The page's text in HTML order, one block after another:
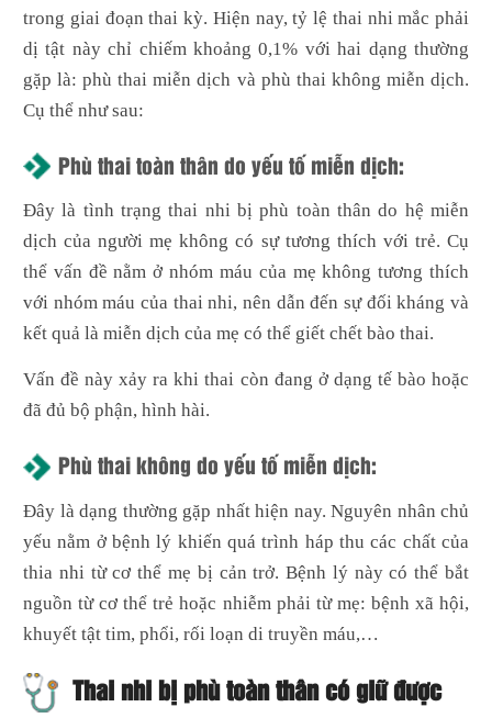
trong giai đoạn thai kỳ. Hiện nay, tỷ lệ thai nhi mắc phải
dị tật này chỉ chiếm khoảng 0,1% với hai dạng thường
gặp là: phù thai miễn dịch và phù thai không miễn dịch.
Cụ thể như sau:
Phù thai toàn thân do yếu tố miễn dịch:
Đây là tình trạng thai nhi bị phù toàn thân do hệ miễn
dịch của người mẹ không có sự tương thích với trẻ. Cụ
thể vấn đề nằm ở nhóm máu của mẹ không tương thích
với nhóm máu của thai nhi, nên dẫn đến sự đối kháng và
kết quả là miễn dịch của mẹ có thể giết chết bào thai.
Vấn đề này xảy ra khi thai còn đang ở dạng tế bào hoặc
đã đủ bộ phận, hình hài.
Phù thai không do yếu tố miễn dịch:
Đây là dạng thường gặp nhất hiện nay. Nguyên nhân chủ
yếu nằm ở bệnh lý khiến quá trình háp thu các chất của
thia nhi từ cơ thể mẹ bị cản trở. Bệnh lý này có thể bắt
nguồn từ cơ thể trẻ hoặc nhiễm phải từ mẹ: bệnh xã hội,
khuyết tật tim, phổi, rối loạn di truyền máu,…
Thai nhi bị phù toàn thân có giữ được